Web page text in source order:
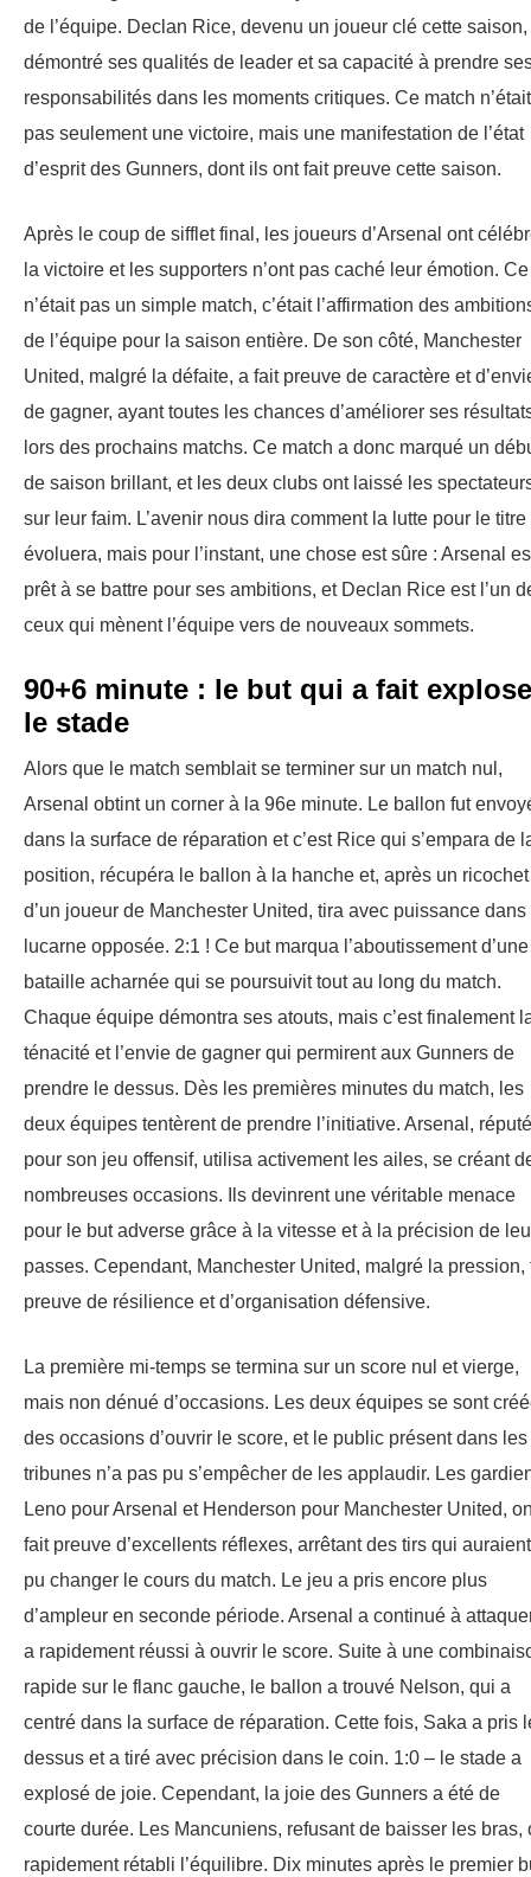
de l’équipe. Declan Rice, devenu un joueur clé cette saison,
démontré ses qualités de leader et sa capacité à prendre
responsabilités dans les moments critiques. Ce match n’était
pas seulement une victoire, mais une manifestation de l’état
d’esprit des Gunners, dont ils ont fait preuve cette saison.
Après le coup de sifflet final, les joueurs d’Arsenal ont
la victoire et les supporters n’ont pas caché leur émotion. Ce
n’était pas un simple match, c’était l’affirmation des
de l’équipe pour la saison entière. De son côté, Manchester
United, malgré la défaite, a fait preuve de caractère et
de gagner, ayant toutes les chances d’améliorer ses
lors des prochains matchs. Ce match a donc marqué un
de saison brillant, et les deux clubs ont laissé les
sur leur faim. L’avenir nous dira comment la lutte pour le titre
évoluera, mais pour l’instant, une chose est sûre : Arsenal
prêt à se battre pour ses ambitions, et Declan Rice est l’un
ceux qui mènent l’équipe vers de nouveaux sommets.
90+6 minute : le but qui a fait
le stade
Alors que le match semblait se terminer sur un match nul,
Arsenal obtint un corner à la 96e minute. Le ballon fut
dans la surface de réparation et c’est Rice qui s’empara de
position, récupéra le ballon à la hanche et, après un ricochet
d’un joueur de Manchester United, tira avec puissance dans
lucarne opposée. 2:1 ! Ce but marqua l’aboutissement d’une
bataille acharnée qui se poursuivit tout au long du match.
Chaque équipe démontra ses atouts, mais c’est finalement
ténacité et l’envie de gagner qui permirent aux Gunners de
prendre le dessus. Dès les premières minutes du match, les
deux équipes tentèrent de prendre l’initiative. Arsenal, réputé
pour son jeu offensif, utilisa activement les ailes, se créant
nombreuses occasions. Ils devinrent une véritable menace
pour le but adverse grâce à la vitesse et à la précision de
passes. Cependant, Manchester United, malgré la pression,
preuve de résilience et d’organisation défensive.
La première mi-temps se termina sur un score nul et vierge,
mais non dénué d’occasions. Les deux équipes se sont
des occasions d’ouvrir le score, et le public présent dans les
tribunes n’a pas pu s’empêcher de les applaudir. Les
Leno pour Arsenal et Henderson pour Manchester United,
fait preuve d’excellents réflexes, arrêtant des tirs qui auraient
pu changer le cours du match. Le jeu a pris encore plus
d’ampleur en seconde période. Arsenal a continué à
a rapidement réussi à ouvrir le score. Suite à une
rapide sur le flanc gauche, le ballon a trouvé Nelson, qui a
centré dans la surface de réparation. Cette fois, Saka a pris
dessus et a tiré avec précision dans le coin. 1:0 – le stade a
explosé de joie. Cependant, la joie des Gunners a été de
courte durée. Les Mancuniens, refusant de baisser les bras,
rapidement rétabli l’équilibre. Dix minutes après le premier